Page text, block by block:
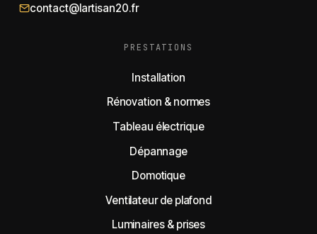
contact@lartisan20.fr
PRESTATIONS
Installation
Rénovation & normes
Tableau électrique
Dépannage
Domotique
Ventilateur de plafond
Luminaires & prises